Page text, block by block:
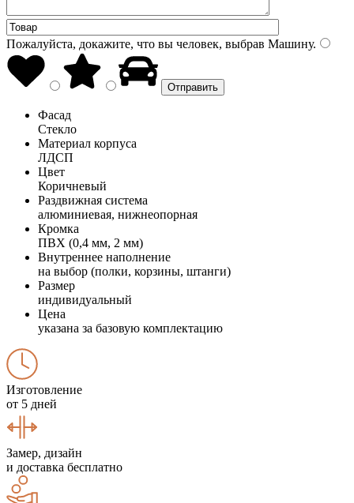
Пожалуйста, докажите, что вы человек, выбрав Машину.
Фасад
Стекло
Материал корпуса
ЛДСП
Цвет
Коричневый
Раздвижная система
алюминиевая, нижнеопорная
Кромка
ПВХ (0,4 мм, 2 мм)
Внутреннее наполнение
на выбор (полки, корзины, штанги)
Размер
индивидуальный
Цена
указана за базовую комплектацию
Изготовление
от 5 дней
Замер, дизайн
и доставка бесплатно